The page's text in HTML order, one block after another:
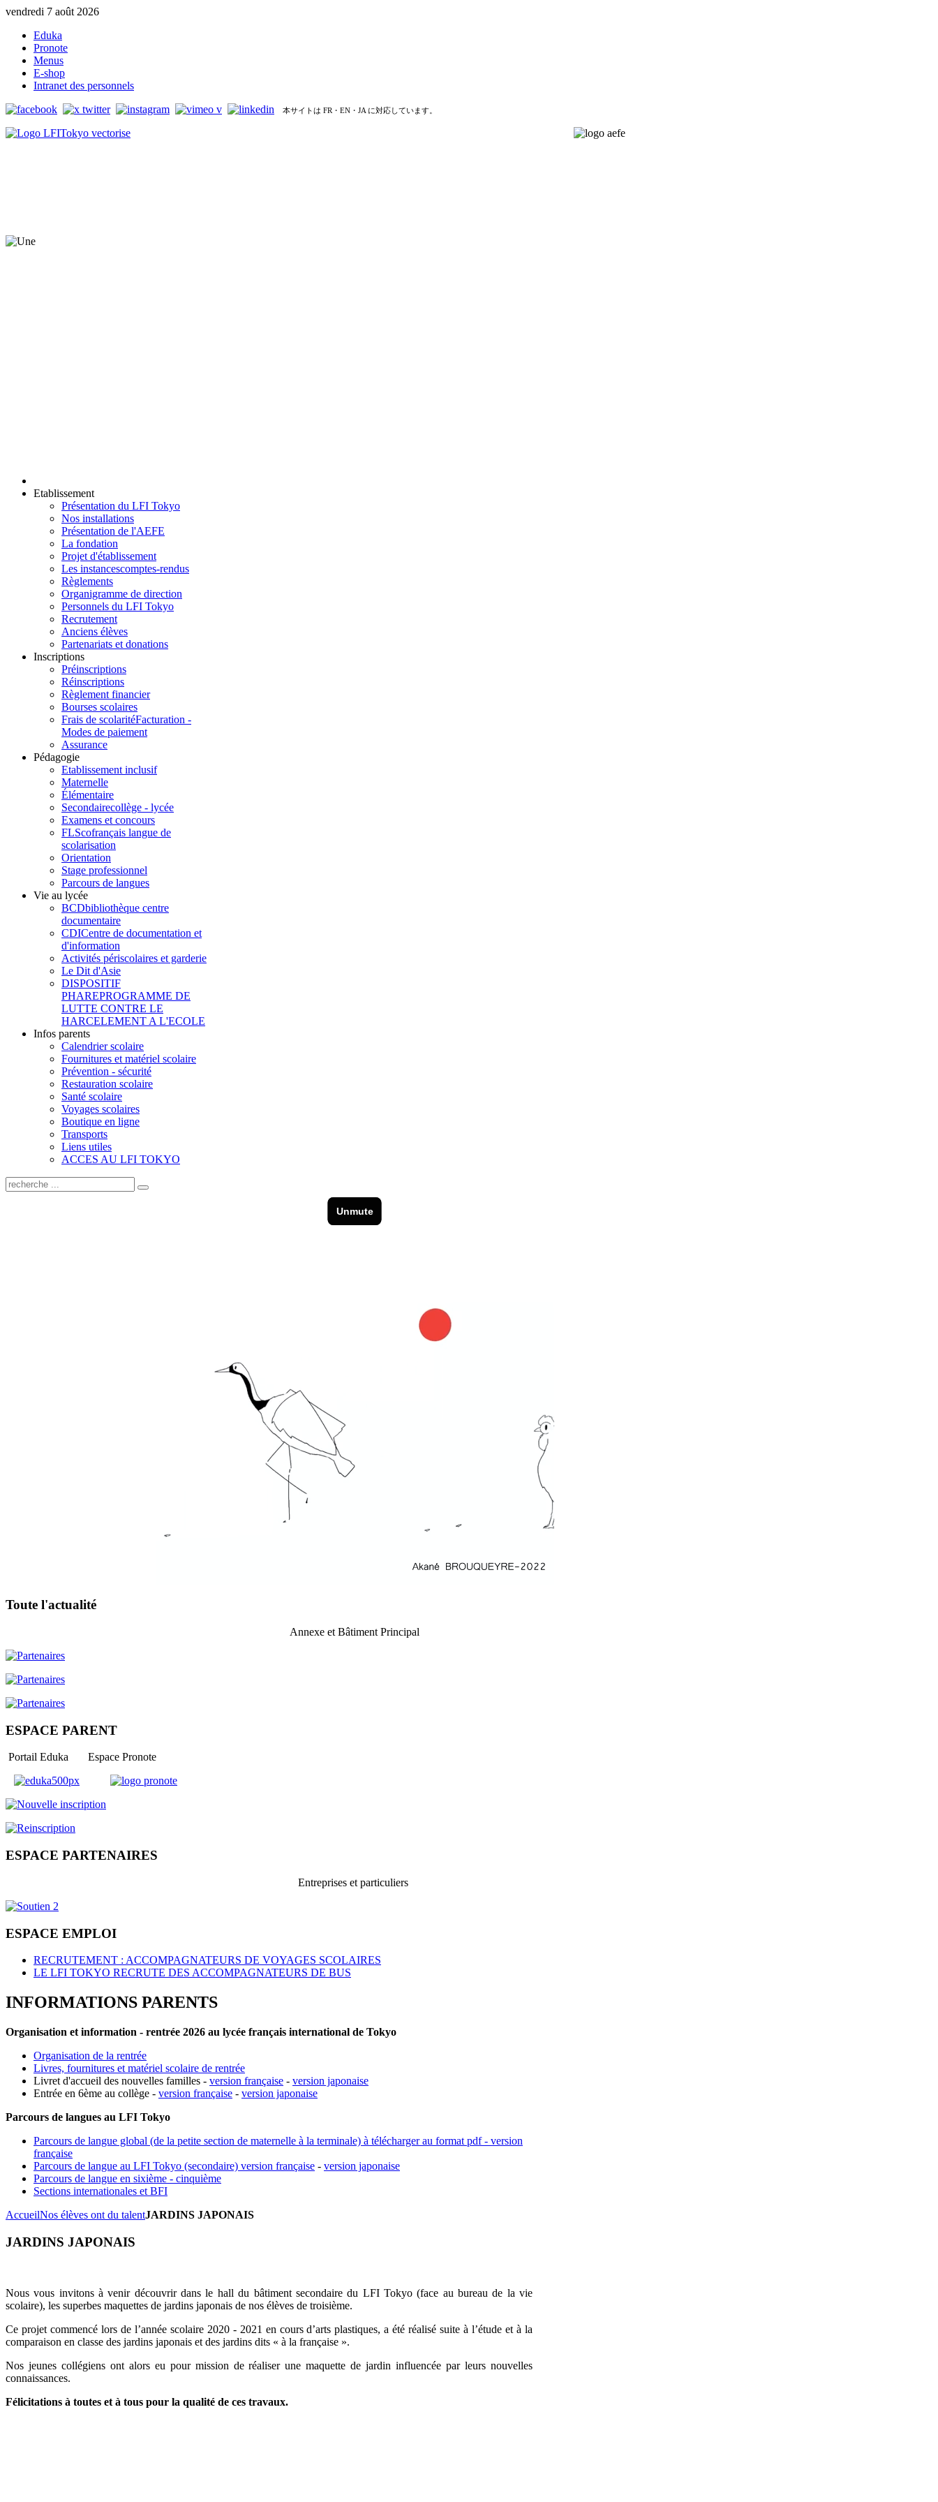
vendredi 7 août 2026
Eduka
Pronote
Menus
E-shop
Intranet des personnels
本サイトは FR・EN・JA に対応しています。
Etablissement
Présentation du LFI Tokyo
Nos installations
Présentation de l'AEFE
La fondation
Projet d'établissement
Les instancescomptes-rendus
Règlements
Organigramme de direction
Personnels du LFI Tokyo
Recrutement
Anciens élèves
Partenariats et donations
Inscriptions
Préinscriptions
Réinscriptions
Règlement financier
Bourses scolaires
Frais de scolaritéFacturation -
Modes de paiement
Assurance
Pédagogie
Etablissement inclusif
Maternelle
Élémentaire
Secondairecollège - lycée
Examens et concours
FLScofrançais langue de
scolarisation
Orientation
Stage professionnel
Parcours de langues
Vie au lycée
BCDbibliothèque centre
documentaire
CDICentre de documentation et
d'information
Activités périscolaires et garderie
Le Dit d'Asie
DISPOSITIF
PHAREPROGRAMME DE
LUTTE CONTRE LE
HARCELEMENT A L'ECOLE
Infos parents
Calendrier scolaire
Fournitures et matériel scolaire
Prévention - sécurité
Restauration scolaire
Santé scolaire
Voyages scolaires
Boutique en ligne
Transports
Liens utiles
ACCES AU LFI TOKYO
Toute l'actualité
Annexe et Bâtiment Principal
ESPACE PARENT
Portail Eduka Espace Pronote
ESPACE PARTENAIRES
Entreprises et particuliers
ESPACE EMPLOI
RECRUTEMENT : ACCOMPAGNATEURS DE VOYAGES SCOLAIRES
LE LFI TOKYO RECRUTE DES ACCOMPAGNATEURS DE BUS
INFORMATIONS PARENTS
Organisation et information - rentrée 2026 au lycée français international de Tokyo
Organisation de la rentrée
Livres, fournitures et matériel scolaire de rentrée
Livret d'accueil des nouvelles familles - version française - version japonaise
Entrée en 6ème au collège - version française - version japonaise
Parcours de langues au LFI Tokyo
Parcours de langue global (de la petite section de maternelle à la terminale) à télécharger au format pdf - version
française
Parcours de langue au LFI Tokyo (secondaire) version française - version japonaise
Parcours de langue en sixième - cinquième
Sections internationales et BFI
AccueilNos élèves ont du talentJARDINS JAPONAIS
JARDINS JAPONAIS
Nous vous invitons à venir découvrir dans le hall du bâtiment secondaire du LFI Tokyo (face au bureau de la vie
scolaire), les superbes maquettes de jardins japonais de nos élèves de troisième.
Ce projet commencé lors de l’année scolaire 2020 - 2021 en cours d’arts plastiques, a été réalisé suite à l’étude et à la
comparaison en classe des jardins japonais et des jardins dits « à la française ».
Nos jeunes collégiens ont alors eu pour mission de réaliser une maquette de jardin influencée par leurs nouvelles
connaissances.
Félicitations à toutes et à tous pour la qualité de ces travaux.